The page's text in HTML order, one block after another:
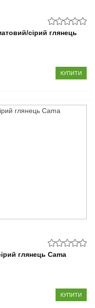
сірий глянець
КУПИТИ
глянець Cama
КУПИТИ